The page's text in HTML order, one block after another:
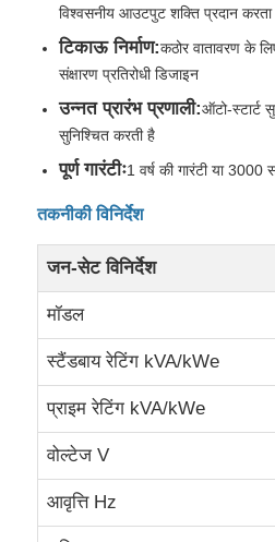
हमारे बारे में
फैक्टरी यात्रा
गुणवत्ता नियंत्रण
हमसे संपर्क करें
सभी मामलों
मूक डीजल जनरेटर सेट
डीजल जनरेटर सेट
गैसोलीन जनरेटर सेट
विश्वसनीय आउटपुट शक्ति प्रदान करता
टिकाऊ निर्माण:कठोर वातावरण के
संक्षारण प्रतिरोधी डिजाइन
उन्नत प्रारंभ प्रणाली:ऑटो-स्टार्ट
सुनिश्चित करती है
पूर्ण गारंटीः1 वर्ष की गारंटी या
तकनीकी विनिर्देश
जन-सेट विनिर्देश
मॉडल
स्टैंडबाय रेटिंग kVA/kWe
प्राइम रेटिंग kVA/kWe
वोल्टेज V
आवृत्ति Hz